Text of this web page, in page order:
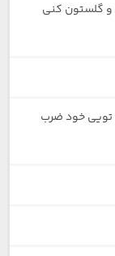
و گلستون کنی
تویی خود ضرب